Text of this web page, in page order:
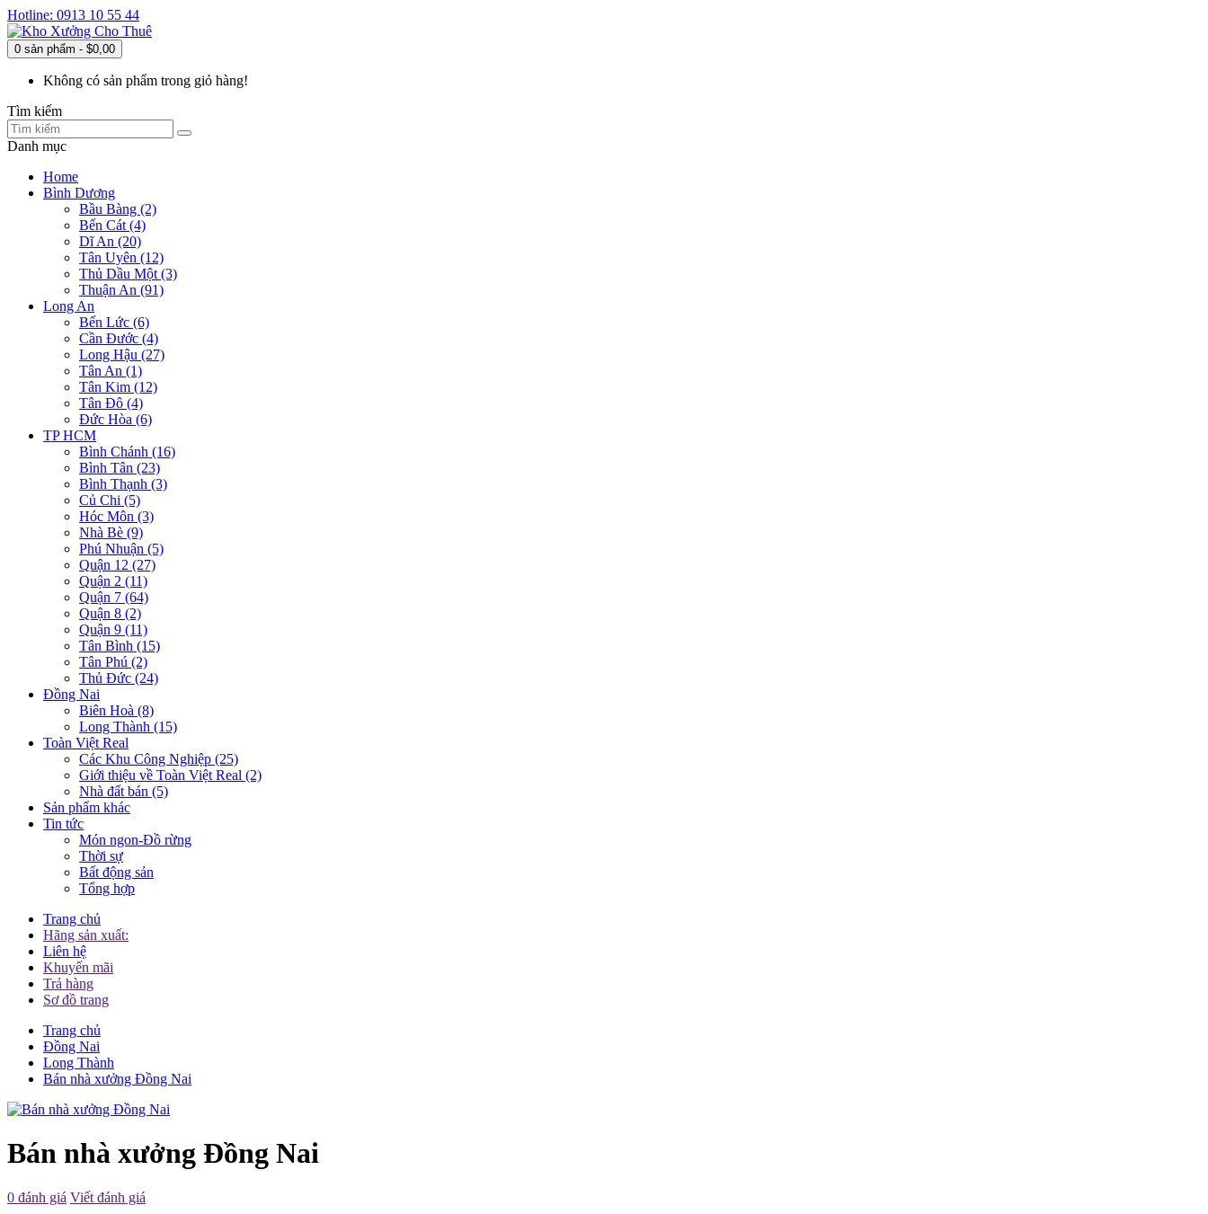
Hotline: 0913 10 55 44
0 sản phẩm - $0,00
Không có sản phẩm trong giỏ hàng!
Tìm kiếm
Danh mục
Home
Bình Dương
Bầu Bàng (2)
Bến Cát (4)
Dĩ An (20)
Tân Uyên (12)
Thủ Dầu Một (3)
Thuận An (91)
Long An
Bến Lức (6)
Cần Đước (4)
Long Hậu (27)
Tân An (1)
Tân Kim (12)
Tân Đô (4)
Đức Hòa (6)
TP HCM
Bình Chánh (16)
Bình Tân (23)
Bình Thạnh (3)
Củ Chi (5)
Hóc Môn (3)
Nhà Bè (9)
Phú Nhuận (5)
Quận 12 (27)
Quận 2 (11)
Quận 7 (64)
Quận 8 (2)
Quận 9 (11)
Tân Bình (15)
Tân Phú (2)
Thủ Đức (24)
Đồng Nai
Biên Hoà (8)
Long Thành (15)
Toàn Việt Real
Các Khu Công Nghiệp (25)
Giới thiệu về Toàn Việt Real (2)
Nhà đất bán (5)
Sản phẩm khác
Tin tức
Món ngon-Đồ rừng
Thời sự
Bất động sản
Tổng hợp
Trang chủ
Hãng sản xuất:
Liên hệ
Khuyến mãi
Trả hàng
Sơ đồ trang
Trang chủ
Đồng Nai
Long Thành
Bán nhà xưởng Đồng Nai
Bán nhà xưởng Đồng Nai
0 đánh giá Viết đánh giá